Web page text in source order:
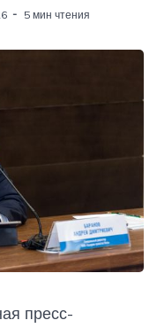
5 мин чтения
пресс-